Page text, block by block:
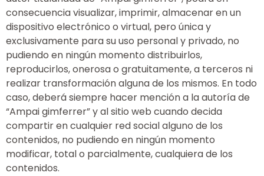
consecuencia visualizar, imprimir, almacenar en un
dispositivo electrónico o virtual, pero única y
exclusivamente para su uso personal y privado, no
pudiendo en ningún momento distribuirlos,
reproducirlos, onerosa o gratuitamente, a terceros ni
realizar transformación alguna de los mismos. En todo
caso, deberá siempre hacer mención a la autoría de
“Ampai gimferrer” y al sitio web cuando decida
compartir en cualquier red social alguno de los
contenidos, no pudiendo en ningún momento
modificar, total o parcialmente, cualquiera de los
contenidos.